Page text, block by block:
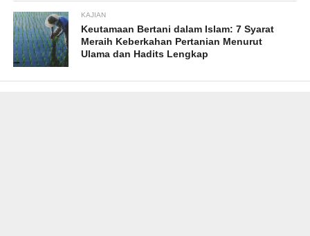
KAJIAN
Keutamaan Bertani dalam Islam: 7 Syarat
Meraih Keberkahan Pertanian Menurut
Ulama dan Hadits Lengkap